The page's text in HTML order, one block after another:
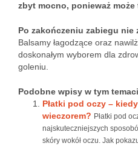
zbyt mocno, ponieważ
Po zakończeniu zabiegu
Balsamy łagodzące oraz
doskonałym wyborem dla
goleniu.
Podobne wpisy w tym
Płatki pod oczy –
wieczorem? Płatki pod
najskuteczniejszych
skóry wokół oczu. Jak